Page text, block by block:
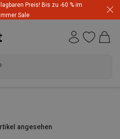
Preis! Bis zu -60 % im
Sale
angesehen